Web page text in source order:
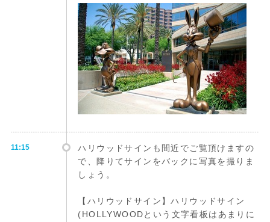
11:15
ハリウッドサインも間近でご覧頂けますの
で、降りてサインをバックに写真を撮りま
しょう。
【ハリウッドサイン】ハリウッドサイン
(HOLLYWOODという文字看板はあまりに